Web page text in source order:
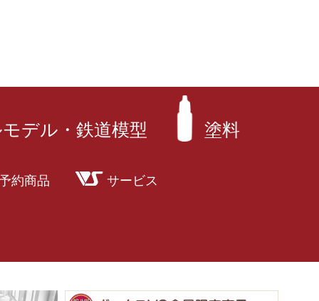
デル・鉄道模型 塗料
約商品 サービス